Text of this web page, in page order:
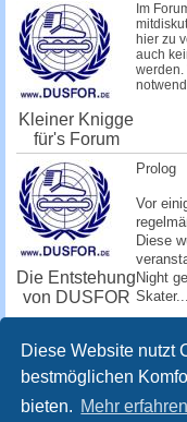
Diese Website nutzt
bestmöglichen
bieten. Mehr erfahren
Kleiner Knigge
für's Forum
Im
hier zu
auch
werden.
Die Entstehung
von DUSFOR
Prolog
Vor
Diese
Night
Skater...